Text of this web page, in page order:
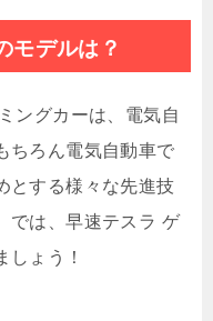
モデルは？
ングカーは、電気自
ちろん電気自動車で
とする様々な先進技
では、早速テスラ ゲ
しょう！